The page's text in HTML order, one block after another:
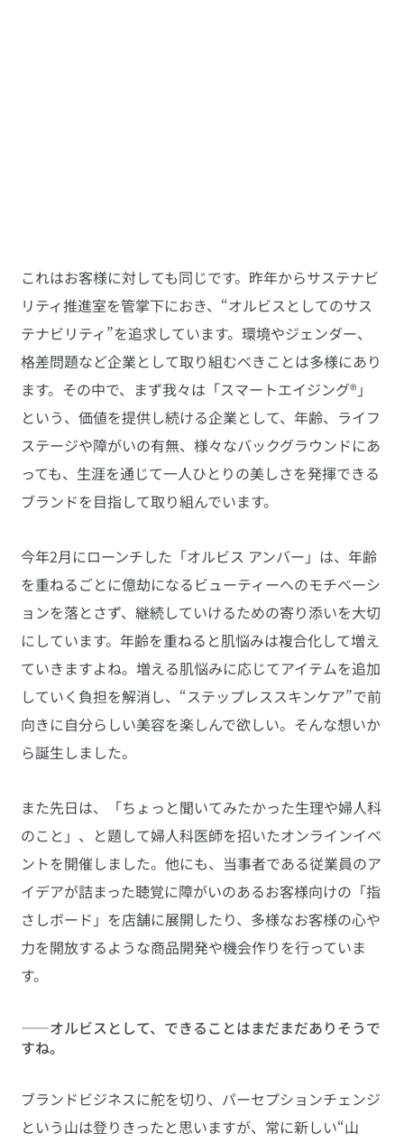
これはお客様に対しても同じです。昨年からサステナビ
リティ推進室を管掌下におき、“オルビスとしてのサス
テナビリティ”を追求しています。環境やジェンダー、
格差問題など企業として取り組むべきことは多様にあり
ます。その中で、まず我々は「スマートエイジング®︎」
という、価値を提供し続ける企業として、年齢、ライフ
ステージや障がいの有無、様々なバックグラウンドにあ
っても、生涯を通じて一人ひとりの美しさを発揮できる
ブランドを目指して取り組んでいます。
今年2月にローンチした「オルビス アンバー」は、年齢
を重ねるごとに億劫になるビューティーへのモチベーシ
ョンを落とさず、継続していけるための寄り添いを大切
にしています。年齢を重ねると肌悩みは複合化して増え
ていきますよね。増える肌悩みに応じてアイテムを追加
していく負担を解消し、“ステップレススキンケア”で前
向きに自分らしい美容を楽しんで欲しい。そんな想いか
ら誕生しました。
また先日は、「ちょっと聞いてみたかった生理や婦人科
のこと」、と題して婦人科医師を招いたオンラインイベ
ントを開催しました。他にも、当事者である従業員のア
イデアが詰まった聴覚に障がいのあるお客様向けの「指
さしボード」を店舗に展開したり、多様なお客様の心や
力を開放するような商品開発や機会作りを行っていま
す。
――オルビスとして、できることはまだまだありそうで
すね。
ブランドビジネスに舵を切り、パーセプションチェンジ
という山は登りきったと思いますが、常に新しい“山